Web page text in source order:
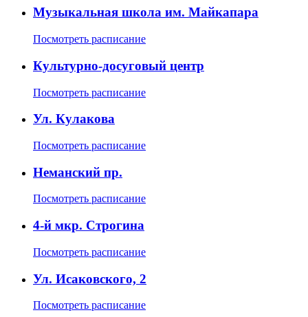
Музыкальная школа им. Майкапара
Посмотреть расписание
Культурно-досуговый центр
Посмотреть расписание
Ул. Кулакова
Посмотреть расписание
Неманский пр.
Посмотреть расписание
4-й мкр. Строгина
Посмотреть расписание
Ул. Исаковского, 2
Посмотреть расписание